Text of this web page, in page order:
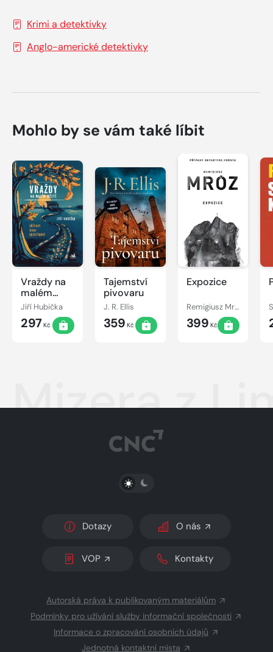
Krimi a detektivky
Anglo-americké detektivky
Mohlo by se vám také líbit
Vraždy na
malém
městě -
Dany
Králíčkové
Jiří Hubička
297Kč
Tajemství
pivovaru
J. R. Ellis
359 Kč
Expozice
Remigiusz Mróz
399 Kč
Mizera z
PŘEPNOUT SVĚTLÝ/TMAVÝ REŽIM
Dotazy O nás
VOP Kontakty
Autorská práva k publikovaným materiálům
Podmínky pro užívání služby informační společnosti
Informace o zpracování osobních údajů
Jednotná kontaktní místa